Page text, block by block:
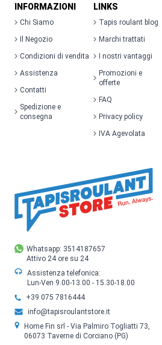
Whatsapp: 3514187657
Attivo 24 ore su 24
Assistenza telefonica:
Lun-Ven 9.00-13.00 - 15.30-18.00
+39 075 7816444
info@tapisroulantstore.it
Home Fin srl - Via Palmiro Togliatti 73,
06073 Taverne di Corciano (PG)
INFORMAZIONI
Chi Siamo
Il Negozio
Condizioni di vendita
Assistenza
Contatti
Spedizione e
consegna
LINKS
Tapis roulant blog
Marchi trattati
I nostri vantaggi
Promozioni e
offerte
FAQ
Privacy policy
IVA Agevolata